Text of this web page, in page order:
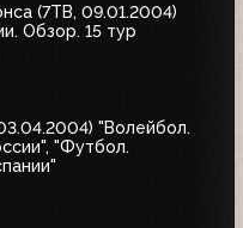
(7ТВ, 09.01.2004)
Обзор. 15 тур
"Волейбол.
"Футбол.